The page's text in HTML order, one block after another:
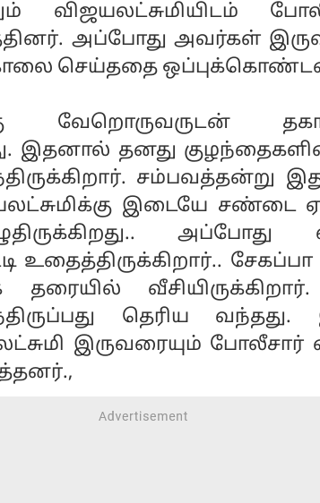
விஜயலட்சுமியிடம்
அப்போது அவர்கள்
செய்ததை
வேறொருவருடன்
இதனால் தனது
சம்பவத்தன்று
இடையே சண்டை
அப்போது
உதைத்திருக்கிறார்..
தரையில்
தெரிய வந்தது.
இருவரையும் போலீசார்